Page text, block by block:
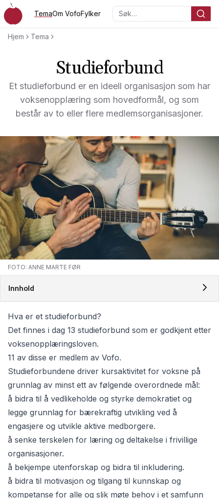
Hopp til hovedinnholdet
Voksenopplæringsforbundet
TemaOm VofoFylker Søk…
Hjem Tema
Studieforbund
Et studieforbund er en ideell organisasjon som har
voksenopplæring som hovedformål, og som
består av to eller flere medlemsorganisasjoner.
FOTO: ANNE MARTE FØR
Innhold
Hva er et studieforbund?
Det finnes i dag 13 studieforbund som er godkjent etter
voksenopplæringsloven.
11 av disse er medlem av Vofo.
Studieforbundene driver kursaktivitet for voksne på
grunnlag av minst ett av følgende overordnede mål:
å bidra til å vedlikeholde og styrke demokratiet og
legge grunnlag for bærekraftig utvikling ved å
engasjere og utvikle aktive medborgere.
å senke terskelen for læring og deltakelse i frivillige
organisasjoner.
å bekjempe utenforskap og bidra til inkludering.
å bidra til motivasjon og tilgang til kunnskap og
kompetanse for alle og slik møte behov i et samfunn